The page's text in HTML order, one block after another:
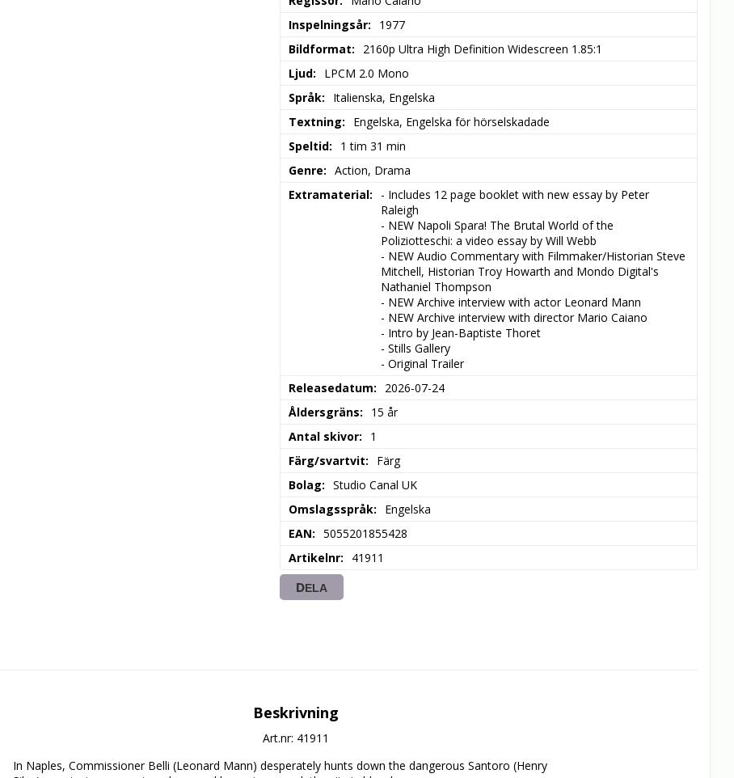
Inspelningsår
1977
Bildformat
2160p Ultra High Definition Widescreen 1.85:1
Ljud
LPCM 2.0 Mono
Språk
Italienska, Engelska
Textning
Engelska, Engelska för hörselskadade
Speltid
1 tim 31 min
Genre
Action, Drama
Extramaterial
- Includes 12 page booklet with new essay by Peter
Raleigh
- NEW Napoli Spara! The Brutal World of the
Poliziotteschi: a video essay by Will Webb
- NEW Audio Commentary with Filmmaker/Historian Steve
Mitchell, Historian Troy Howarth and Mondo Digital's
Nathaniel Thompson
- NEW Archive interview with actor Leonard Mann
- NEW Archive interview with director Mario Caiano
- Intro by Jean-Baptiste Thoret
- Stills Gallery
- Original Trailer
Releasedatum
2026-07-24
Åldersgräns
15 år
Antal skivor
1
Färg/svartvit
Färg
Bolag
Studio Canal UK
Omslagsspråk
Engelska
EAN
5055201855428
Artikelnr
41911
DELA
Beskrivning
Art.nr: 41911
In Naples, Commissioner Belli (Leonard Mann) desperately hunts down the dangerous Santoro (Henry